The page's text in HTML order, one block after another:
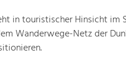
in touristischer Hinsicht im
Wanderwege-Netz der